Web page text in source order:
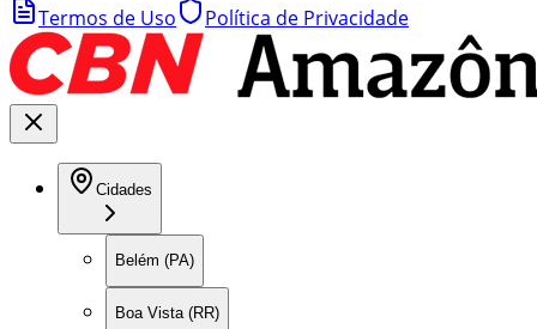
Termos de Uso
Política de Privacidade
Cidades
Belém (PA)
Boa Vista (RR)